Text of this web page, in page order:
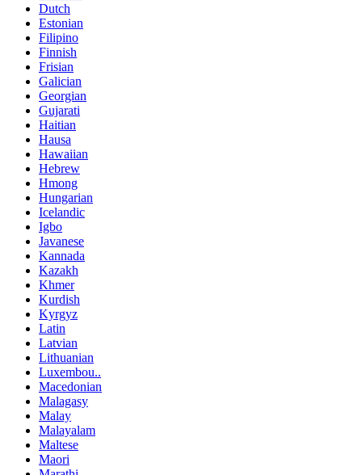
Dutch
Estonian
Filipino
Finnish
Frisian
Galician
Georgian
Gujarati
Haitian
Hausa
Hawaiian
Hebrew
Hmong
Hungarian
Icelandic
Igbo
Javanese
Kannada
Kazakh
Khmer
Kurdish
Kyrgyz
Latin
Latvian
Lithuanian
Luxembou..
Macedonian
Malagasy
Malay
Malayalam
Maltese
Maori